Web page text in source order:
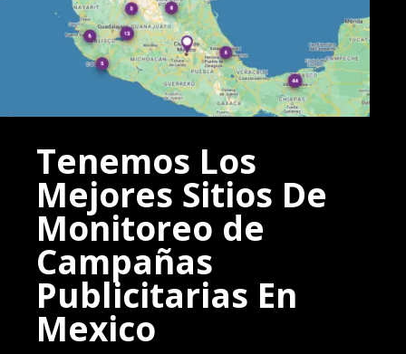
Tenemos Los
Mejores Sitios De
Monitoreo de
Campañas
Publicitarias En
Mexico